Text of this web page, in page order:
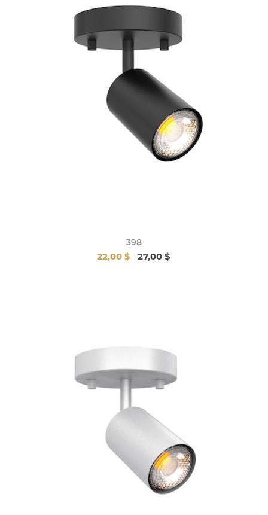
398
22,00 $ 27,00 $